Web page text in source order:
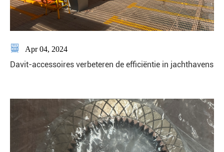
 Apr 04, 2024
Davit-accessoires verbeteren de efficiëntie in jachthavens